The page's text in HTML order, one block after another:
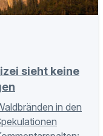
sieht keine
in den